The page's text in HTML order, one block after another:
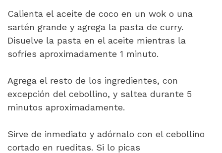
Calienta el aceite de coco en un wok o una
sartén grande y agrega la pasta de curry.
Disuelve la pasta en el aceite mientras la
sofríes aproximadamente 1 minuto.
Agrega el resto de los ingredientes, con
excepción del cebollino, y saltea durante 5
minutos aproximadamente.
Sirve de inmediato y adórnalo con el cebollino
cortado en rueditas. Si lo picas